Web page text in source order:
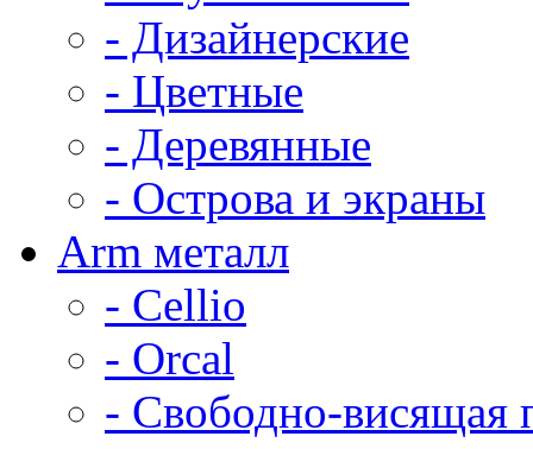
- Дизайнерские
- Цветные
- Деревянные
- Острова и экраны
Arm металл
- Cellio
- Orcal
- Свободно-висящая